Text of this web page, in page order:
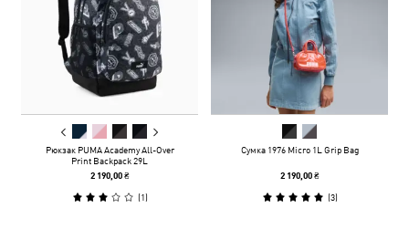
Рюкзак PUMA Academy All-Over
Print Backpack 29L
2 190,00 ₴
(1)
Сумка 1976 Micro 1L Grip Bag
2 190,00 ₴
(3)